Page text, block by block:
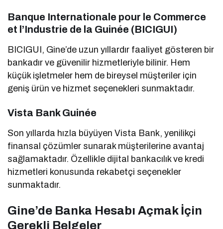
Banque Internationale pour le Commerce
et l’Industrie de la Guinée (BICIGUI)
BICIGUI, Gine’de uzun yıllardır faaliyet gösteren bir
bankadır ve güvenilir hizmetleriyle bilinir. Hem
küçük işletmeler hem de bireysel müşteriler için
geniş ürün ve hizmet seçenekleri sunmaktadır.
Vista Bank Guinée
Son yıllarda hızla büyüyen Vista Bank, yenilikçi
finansal çözümler sunarak müşterilerine avantaj
sağlamaktadır. Özellikle dijital bankacılık ve kredi
hizmetleri konusunda rekabetçi seçenekler
sunmaktadır.
Gine’de Banka Hesabı Açmak İçin
Gerekli Belgeler